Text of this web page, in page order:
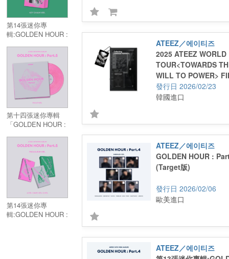
第14張迷你專
輯:GOLDEN HOUR :
Ver.)／14th Mini
Album:GOLDEN
HOUR : Part.5 (KEY
CHAIN Ver.)
第十四張迷你專輯
「GOLDEN HOUR :
VER.)」 (韓國進口
限量版黑膠LP)
第14張迷你專
輯:GOLDEN HOUR :
ATEEZ／에이티즈
2025 ATEEZ WORLD
TOUR<TOWARDS
WILL TO POWER>
SEOUL (PLAYCODE)
2026/02/23
韓國進口
ATEEZ／에이티즈
GOLDEN HOUR :
(Target版)
2026/02/06
歐美進口
ATEEZ／에이티즈